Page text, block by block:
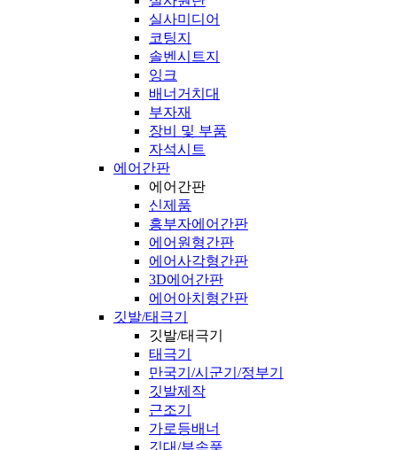
실사미디어
코팅지
솔벤시트지
잉크
배너거치대
부자재
장비 및 부품
자석시트
에어간판
에어간판
신제품
흥부자에어간판
에어원형간판
에어사각형간판
3D에어간판
에어아치형간판
깃발/태극기
깃발/태극기
태극기
만국기/시군기/정부기
깃발제작
근조기
가로등배너